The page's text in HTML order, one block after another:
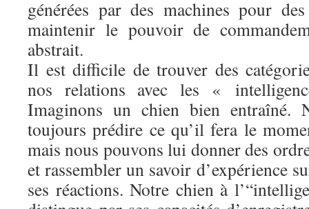
générées par des machines pour
maintenir le pouvoir de
abstrait.
Il est difficile de trouver des
nos relations avec les «
Imaginons un chien bien entraîné.
toujours prédire ce qu’il fera le
mais nous pouvons lui donner des
et rassembler un savoir d’expérience
ses réactions. Notre chien à